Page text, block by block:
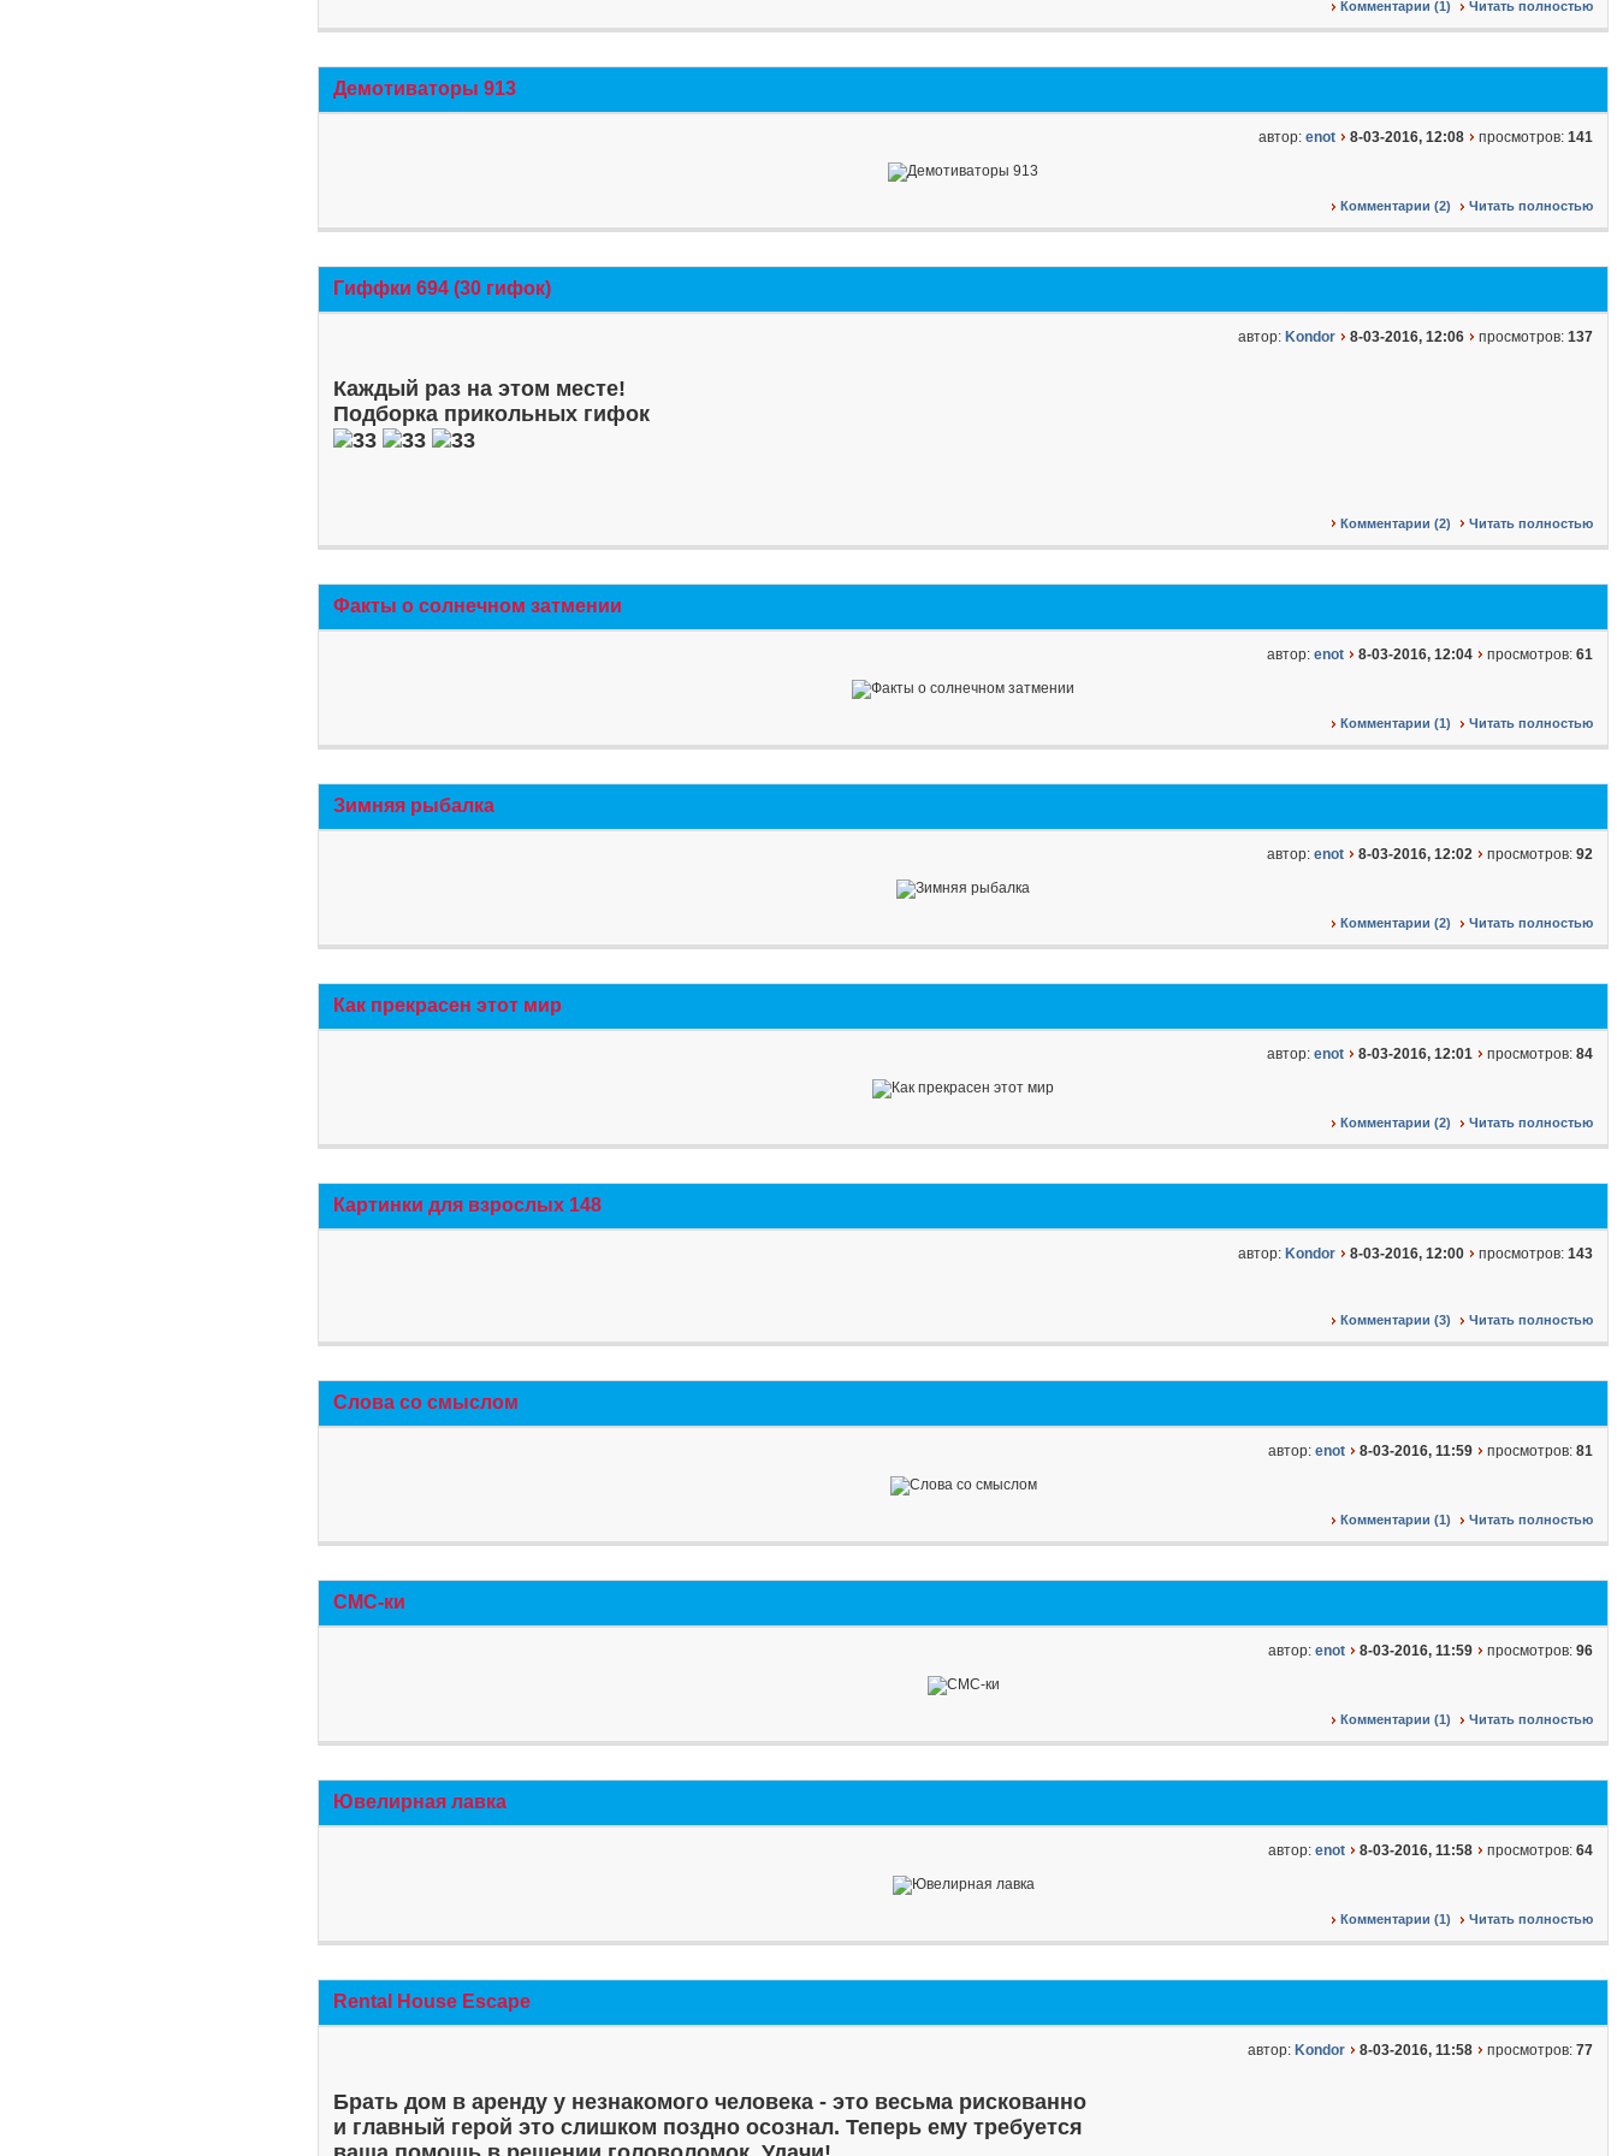
Комментарии (1) Читать полностью
Демотиваторы 913
автор: enot 8-03-2016, 12:08 просмотров: 141
Комментарии (2) Читать полностью
Гиффки 694 (30 гифок)
автор: Kondor 8-03-2016, 12:06 просмотров: 137
Каждый раз на этом месте!
Подборка прикольных гифок
Комментарии (2) Читать полностью
Факты о солнечном затмении
автор: enot 8-03-2016, 12:04 просмотров: 61
Комментарии (1) Читать полностью
Зимняя рыбалка
автор: enot 8-03-2016, 12:02 просмотров: 92
Комментарии (2) Читать полностью
Как прекрасен этот мир
автор: enot 8-03-2016, 12:01 просмотров: 84
Комментарии (2) Читать полностью
Картинки для взрослых 148
автор: Kondor 8-03-2016, 12:00 просмотров: 143
Комментарии (3) Читать полностью
Слова со смыслом
автор: enot 8-03-2016, 11:59 просмотров: 81
Комментарии (1) Читать полностью
СМС-ки
автор: enot 8-03-2016, 11:59 просмотров: 96
Комментарии (1) Читать полностью
Ювелирная лавка
автор: enot 8-03-2016, 11:58 просмотров: 64
Комментарии (1) Читать полностью
Rental House Escape
автор: Kondor 8-03-2016, 11:58 просмотров: 77
Брать дом в аренду у незнакомого человека - это весьма рискованно
и главный герой это слишком поздно осознал. Теперь ему требуется